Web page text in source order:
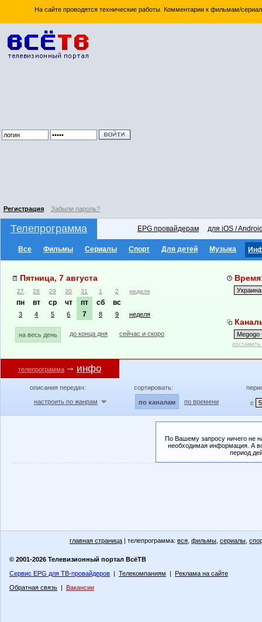
На сайте проводятся технические работы. Комментарии к фильмам/
Регистрация Забыли пароль?
Телепрограмма EPG провайдерам для iOS /
Все Фильмы Сериалы Спорт Для детей Музыка
Пятница, 7 августа
27 28 29 30 31 1 2 неделя
пн вт ср чт пт сб вс
3 4 5 6 7 8 9 неделя
на весь день до конца дня сейчас и скоро
телепрограмма инфо
описания передач:
настроить по жанрам
сортировать:
по каналам по времени с
По Вашему запросу ничего не
необходимая информация. А
период
главная страница | телепрограмма: вся фильмы сериалы
© 2001-2026 Телевизионный портал ВсёТВ
Сервис EPG для ТВ-провайдеров | Телекомпаниям | Реклама на сайте
Обратная связь | Вакансии